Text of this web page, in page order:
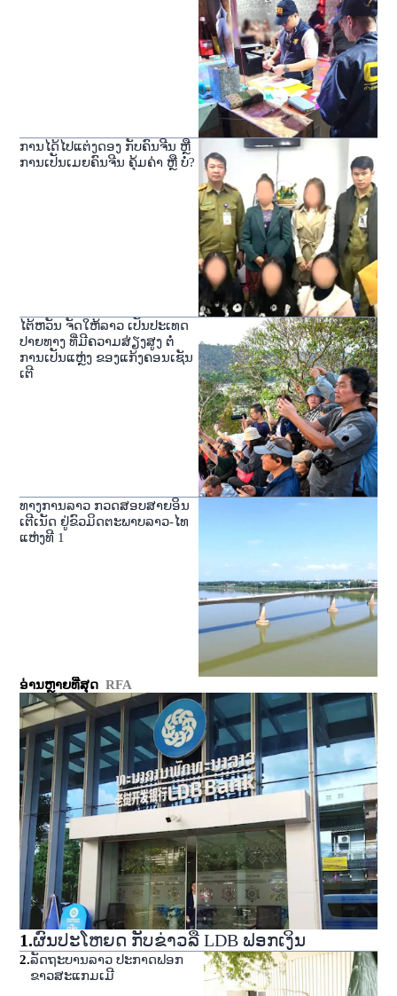
ການໄດ້ໄປແຕ່ງດອງ ກັບຄົນຈີນ ຫຼື
ການເປັນເມຍຄົນຈີນ ຄຸ້ມຄ່າ ຫຼື ບໍ່?
ໄຕ້ຫວັນ ຈັດໃຫ້ລາວ ເປັນປະເທດ
ປາຍທາງ ທີ່ມີຄວາມສ່ຽງສູງ ຕໍ່
ການເປັນແຫຼ່ງ ຂອງແກ້ງຄອນເຊັນ
ເຕີ
ທາງການລາວ ກວດສອບສາຍອິນ
ເຕີເນັດ ຢູ່ຂົວມິດຕະພາບລາວ-ໄທ
ແຫ່ງທີ 1
ອ່ານຫຼາຍທີ່ສຸດ RFA
1.ຜົນປະໂຫຍດ ກັບຂ່າວລື LDB ຟອກເງິນ
2.ລັດຖະບານລາວ ປະກາດຟອກ
ຂາວສະແກມເມີ